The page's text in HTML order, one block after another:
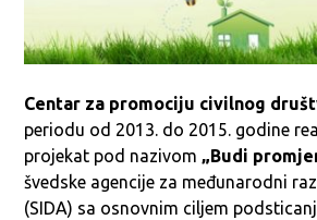
Centar za promociju civilnog
periodu od 2013. do 2015. godine
projekat pod nazivom „Budi
švedske agencije za međunarodni
(SIDA) sa osnovnim ciljem